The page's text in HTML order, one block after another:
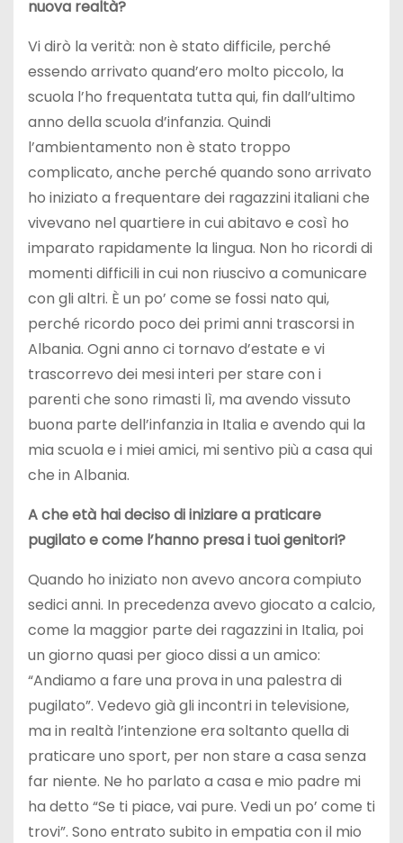
nuova realtà?
Vi dirò la verità: non è stato difficile, perché
essendo arrivato quand’ero molto piccolo, la
scuola l’ho frequentata tutta qui, fin dall’ultimo
anno della scuola d’infanzia. Quindi
l’ambientamento non è stato troppo
complicato, anche perché quando sono arrivato
ho iniziato a frequentare dei ragazzini italiani che
vivevano nel quartiere in cui abitavo e così ho
imparato rapidamente la lingua. Non ho ricordi di
momenti difficili in cui non riuscivo a comunicare
con gli altri. È un po’ come se fossi nato qui,
perché ricordo poco dei primi anni trascorsi in
Albania. Ogni anno ci tornavo d’estate e vi
trascorrevo dei mesi interi per stare con i
parenti che sono rimasti lì, ma avendo vissuto
buona parte dell’infanzia in Italia e avendo qui la
mia scuola e i miei amici, mi sentivo più a casa qui
che in Albania.
A che età hai deciso di iniziare a praticare
pugilato e come l’hanno presa i tuoi genitori?
Quando ho iniziato non avevo ancora compiuto
sedici anni. In precedenza avevo giocato a calcio,
come la maggior parte dei ragazzini in Italia, poi
un giorno quasi per gioco dissi a un amico:
“Andiamo a fare una prova in una palestra di
pugilato”. Vedevo già gli incontri in televisione,
ma in realtà l’intenzione era soltanto quella di
praticare uno sport, per non stare a casa senza
far niente. Ne ho parlato a casa e mio padre mi
ha detto “Se ti piace, vai pure. Vedi un po’ come ti
trovi”. Sono entrato subito in empatia con il mio